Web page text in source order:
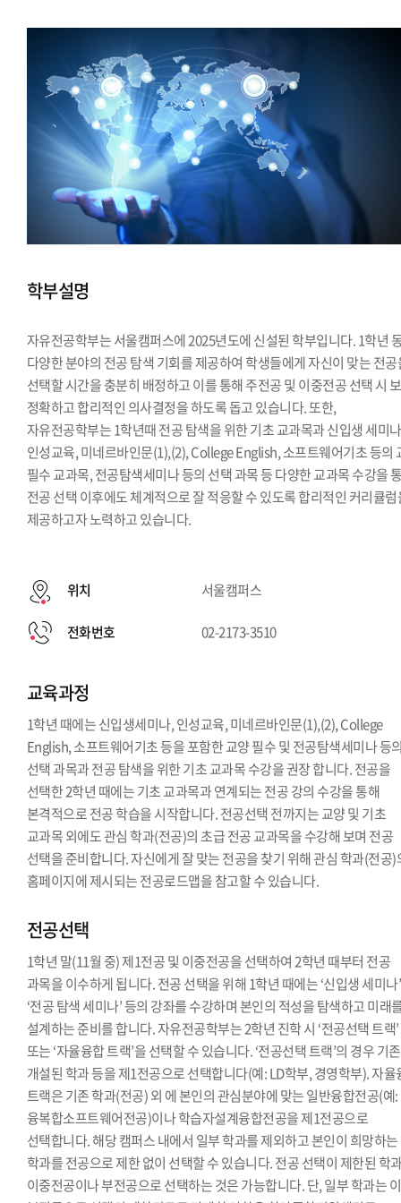
학부설명
자유전공학부는 서울캠퍼스에 2025년도에 신설된 학부입니다. 1학년
다양한 분야의 전공 탐색 기회를 제공하여 학생들에게 자신이 맞는 전
선택할 시간을 충분히 배정하고 이를 통해 주전공 및 이중전공 선택 시
정확하고 합리적인 의사결정을 하도록 돕고 있습니다. 또한,
자유전공학부는 1학년때 전공 탐색을 위한 기초 교과목과 신입생 세미
인성교육, 미네르바인문(1),(2), College English, 소프트웨어기초 등의
필수 교과목, 전공탐색세미나 등의 선택 과목 등 다양한 교과목 수강을
전공 선택 이후에도 체계적으로 잘 적응할 수 있도록 합리적인 커리큘
제공하고자 노력하고 있습니다.
위치 서울캠퍼스
전화번호 02-2173-3510
교육과정
1학년 때에는 신입생세미나, 인성교육, 미네르바인문(1),(2), College
English, 소프트웨어기초 등을 포함한 교양 필수 및 전공탐색세미나 등
선택 과목과 전공 탐색을 위한 기초 교과목 수강을 권장 합니다. 전공을
선택한 2학년 때에는 기초 교과목과 연계되는 전공 강의 수강을 통해
본격적으로 전공 학습을 시작합니다. 전공선택 전까지는 교양 및 기초
교과목 외에도 관심 학과(전공)의 초급 전공 교과목을 수강해 보며 전공
선택을 준비합니다. 자신에게 잘 맞는 전공을 찾기 위해 관심 학과(전공)
홈페이지에 제시되는 전공로드맵을 참고할 수 있습니다.
전공선택
1학년 말(11월 중) 제1전공 및 이중전공을 선택하여 2학년 때부터 전공
과목을 이수하게 됩니다. 전공 선택을 위해 1학년 때에는 ‘신입생 세미나
‘전공 탐색 세미나’ 등의 강좌를 수강하며 본인의 적성을 탐색하고 미래
설계하는 준비를 합니다. 자유전공학부는 2학년 진학 시 ‘전공선택 트랙’
또는 ‘자율융합 트랙’을 선택할 수 있습니다. ‘전공선택 트랙’의 경우 기
개설된 학과 등을 제1전공으로 선택합니다(예: LD학부, 경영학부). 자율
트랙은 기존 학과(전공) 외 에 본인의 관심분야에 맞는 일반융합전공(예:
융복합소프트웨어전공)이나 학습자설계융합전공을 제1전공으로
선택합니다. 해당 캠퍼스 내에서 일부 학과를 제외하고 본인이 희망하는
학과를 전공으로 제한 없이 선택할 수 있습니다. 전공 선택이 제한된 학
이중전공이나 부전공으로 선택하는 것은 가능합니다. 단, 일부 학과는